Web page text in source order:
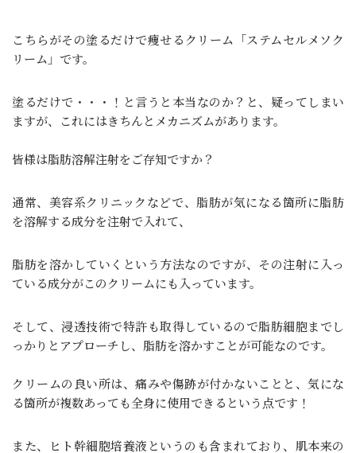
こちらがその塗るだけで痩せるクリーム「ステムセルメソク
リーム」です。
塗るだけで・・・！と言うと本当なのか？と、疑ってしまい
ますが、これにはきちんとメカニズムがあります。
皆様は脂肪溶解注射をご存知ですか？
通常、美容系クリニックなどで、脂肪が気になる箇所に脂肪
を溶解する成分を注射で入れて、
脂肪を溶かしていくという方法なのですが、その注射に入っ
ている成分がこのクリームにも入っています。
そして、浸透技術で特許も取得しているので脂肪細胞までし
っかりとアプローチし、脂肪を溶かすことが可能なのです。
クリームの良い所は、痛みや傷跡が付かないことと、気にな
る箇所が複数あっても全身に使用できるという点です！
また、ヒト幹細胞培養液というのも含まれており、肌本来の